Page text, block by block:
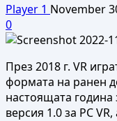
Player 1 November
0
През 2018 г. VR
формата на ранен
настоящата година
версия 1.0 за PC